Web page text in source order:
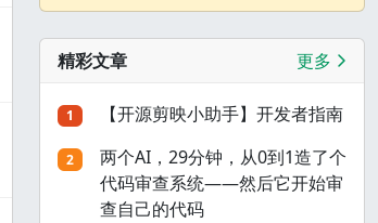
精彩文章 更多
1 【开源剪映小助手】开发者指南
2
两个AI，29分钟，从0到1造了个
代码审查系统——然后它开始审
查自己的代码